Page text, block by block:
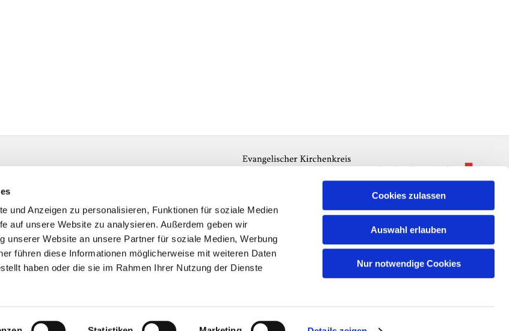
und Anzeigen zu personalisieren, Funktionen für soziale Medien
auf unsere Website zu analysieren. Außerdem geben wir
unserer Website an unsere Partner für soziale Medien, Werbung
führen diese Informationen möglicherweise mit weiteren Daten
haben oder die sie im Rahmen Ihrer Nutzung der Dienste
Cookies zulassen
Auswahl erlauben
Nur notwendige Cookies